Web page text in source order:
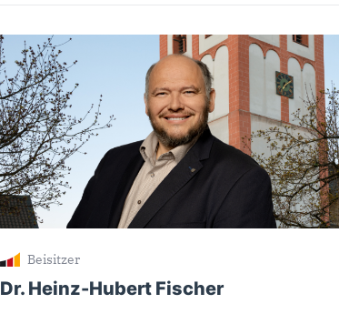
Beisitzer
Dr. Heinz-Hubert Fischer